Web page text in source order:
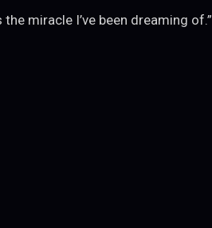
miracle I’ve been dreaming of.”